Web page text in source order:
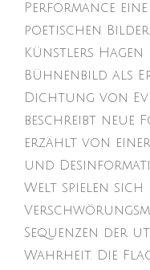
Performance
poetischen
Künstlers Hagen
Bühnenbild als
Dichtung von
beschreibt neue
erzählt von
und
Welt spielen sich
Sequenzen der
Wahrheit. Die